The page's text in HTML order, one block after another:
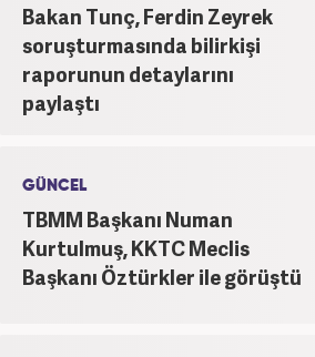
Bakan Tunç, Ferdin Zeyrek
soruşturmasında bilirkişi
raporunun detaylarını
paylaştı
GÜNCEL
TBMM Başkanı Numan
Kurtulmuş, KKTC Meclis
Başkanı Öztürkler ile görüştü